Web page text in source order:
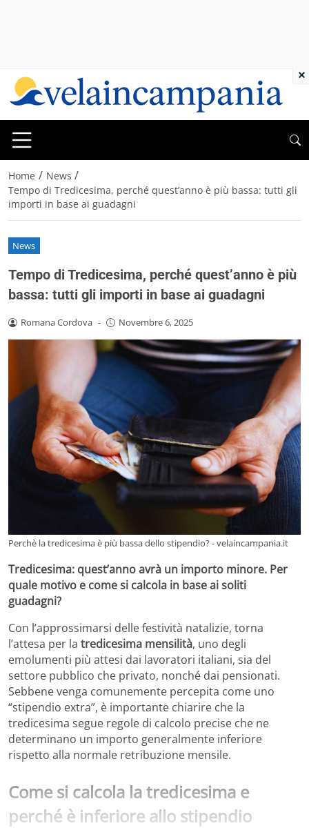
Home / News /
Tempo di Tredicesima, perché quest’anno è più bassa: tutti gli
importi in base ai guadagni
News
Tempo di Tredicesima, perché quest’anno è più
bassa: tutti gli importi in base ai guadagni
Romana Cordova - Novembre 6, 2025
Perchè la tredicesima è più bassa dello stipendio? - velaincampania.it
Tredicesima: quest’anno avrà un importo minore. Per
quale motivo e come si calcola in base ai soliti
guadagni?
Con l’approssimarsi delle festività natalizie, torna
l’attesa per la tredicesima mensilità, uno degli
emolumenti più attesi dai lavoratori italiani, sia del
settore pubblico che privato, nonché dai pensionati.
Sebbene venga comunemente percepita come uno
“stipendio extra”, è importante chiarire che la
tredicesima segue regole di calcolo precise che ne
determinano un importo generalmente inferiore
rispetto alla normale retribuzione mensile.
Come si calcola la tredicesima e
perché è inferiore allo stipendio
×